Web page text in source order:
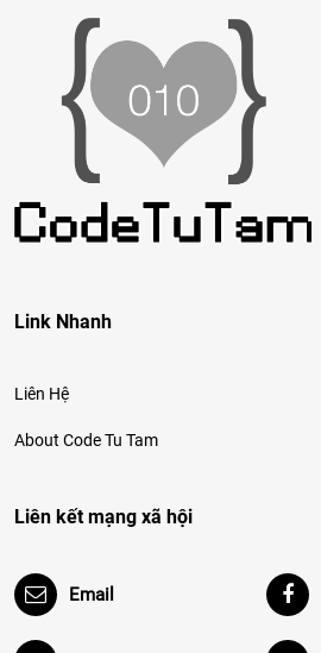
Link Nhanh
Liên Hệ
About Code Tu Tam
Liên kết mạng xã hội
Email